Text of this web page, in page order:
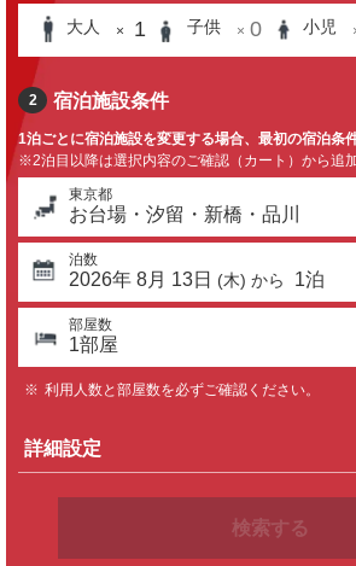
大人 × 1 子供 × 0 小児
2 宿泊施設条件
1泊ごとに宿泊施設を変更する場合、最初の宿泊条
※2泊目以降は選択内容のご確認（カート）から追
東京都
お台場・汐留・新橋・品川
泊数
2026年 8月 13日 (木) から 1泊
部屋数
1部屋
利用人数と部屋数を必ずご確認ください。
詳細設定
検索する